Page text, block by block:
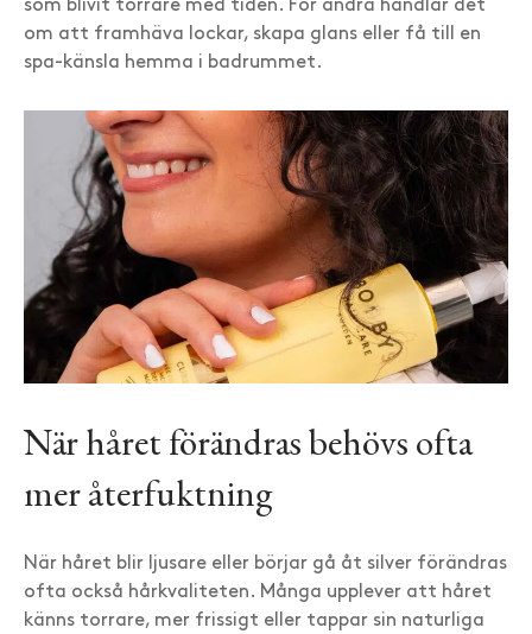
som blivit torrare med tiden. För andra handlar det
om att framhäva lockar, skapa glans eller få till en
spa-känsla hemma i badrummet.
När håret förändras behövs ofta
mer återfuktning
När håret blir ljusare eller börjar gå åt silver förändras
ofta också hårkvaliteten. Många upplever att håret
känns torrare, mer frissigt eller tappar sin naturliga